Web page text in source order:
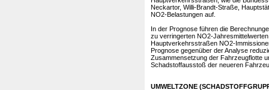
Neckartor, Willi-Brandt-Straße,
NO2-Belastungen auf.
In der Prognose führen die
zu verringerten NO2-
Hauptverkehrsstraßen NO2-
Prognose gegenüber der Analyse
Zusammensetzung der Fahrzeugflotte
Schadstoffausstoß der neueren
UMWELTZONE